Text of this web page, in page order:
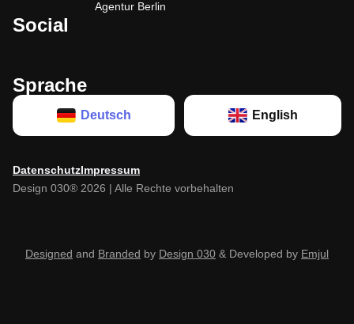
Agentur Berlin
Social
Sprache
Deutsch English
DatenschutzImpressum
Design 030® 2026 | Alle Rechte vorbehalten
Designed and Branded by Design 030 & Developed by Emjul